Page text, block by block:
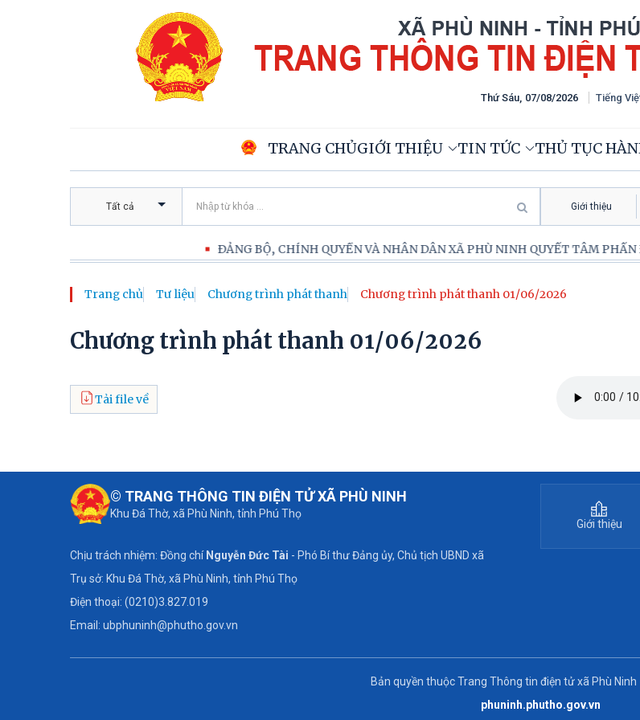
Thứ Sáu, 07/08/2026 Tiếng
TRANG CHỦGIỚI THIỆU TIN TỨC THỦ TỤC
Tất cả Giới thiệu
ĐẢNG BỘ, CHÍNH QUYỀN VÀ NHÂN DÂN XÃ PHÙ NINH QUYẾT TÂM
Trang chủ Tư liệu Chương trình phát thanh Chương trình phát thanh 01/06/2026
Chương trình phát thanh 01/06/2026
Tải file về
© TRANG THÔNG TIN ĐIỆN TỬ XÃ PHÙ NINH
Khu Đá Thờ, xã Phù Ninh, tỉnh Phú Thọ
Chịu trách nhiệm: Đồng chí Nguyễn Đức Tài - Phó Bí thư Đảng ủy, Chủ tịch UBND xã
Trụ sở: Khu Đá Thờ, xã Phù Ninh, tỉnh Phú Thọ
Điện thoại: (0210)3.827.019
Email: ubphuninh@phutho.gov.vn
Giới thiệu
Bản quyền thuộc Trang Thông tin điện tử xã Phù
phuninh.phutho.gov.vn